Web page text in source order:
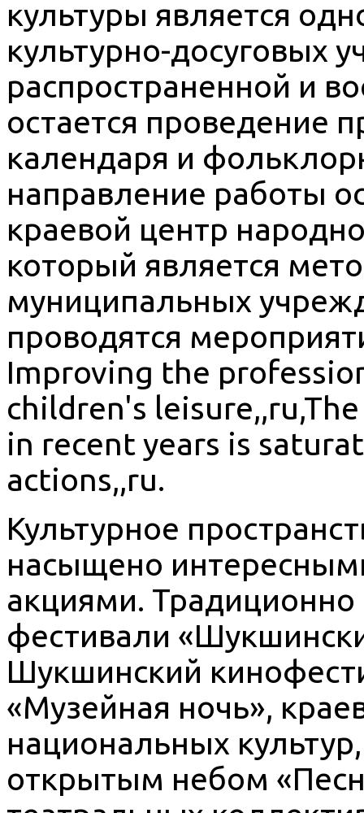
культуры является
культурно-досуговых
распространенной и
остается проведение
календаря и
направление работы
краевой центр
который является
муниципальных
проводятся
Improving the
children's
in recent years is
actions,,ru.
Культурное
насыщено
акциями. Традиционно
фестивали
Шукшинский
«Музейная ночь»,
национальных
открытым небом